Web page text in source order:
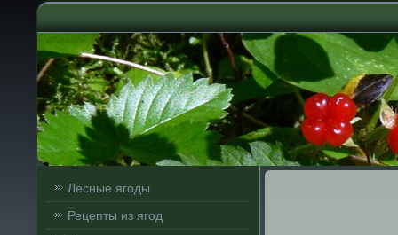
Лесные ягоды
Рецепты из ягод